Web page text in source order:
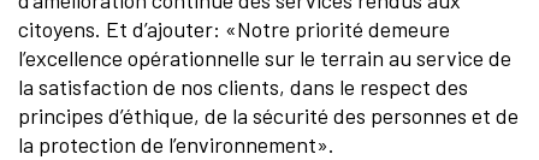
citoyens. Et d’ajouter: «Notre priorité demeure
l’excellence opérationnelle sur le terrain au service de
la satisfaction de nos clients, dans le respect des
principes d’éthique, de la sécurité des personnes et de
la protection de l’environnement».